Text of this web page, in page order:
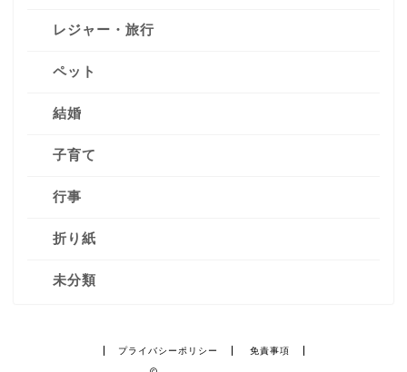
レジャー・旅行
ペット
結婚
子育て
行事
折り紙
未分類
プライバシーポリシー 免責事項